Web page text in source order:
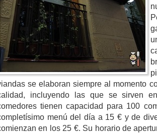
se elaboran siempre al momento
incluyendo las que se sirven
tienen capacidad para 100
menú del día a 15 € y de
en los 25 €. Su horario de